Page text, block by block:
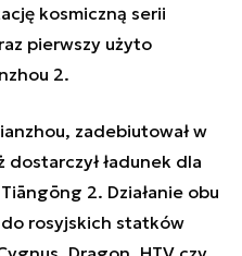
kosmiczną serii
pierwszy użyto
2.
zadebiutował w
ładunek dla
2. Działanie obu
rosyjskich statków